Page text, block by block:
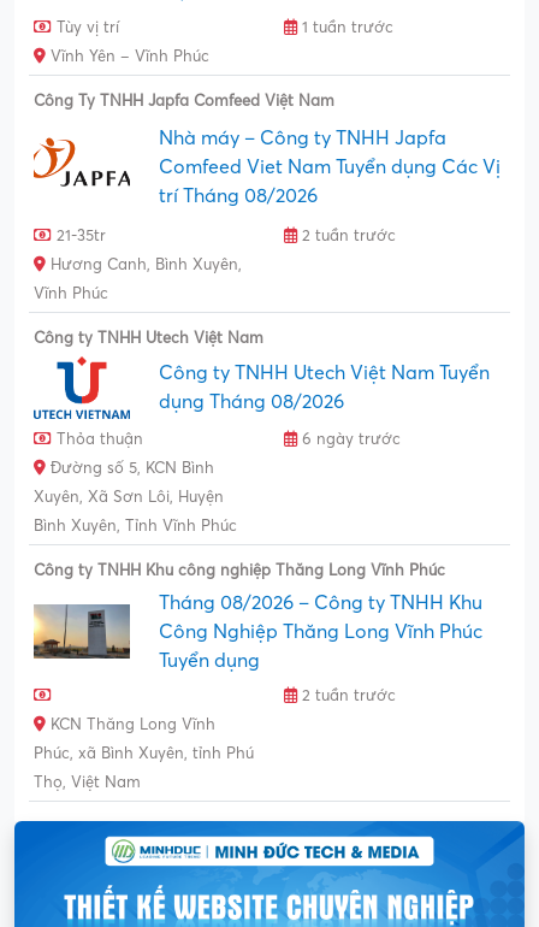
Tùy vị trí
1 tuần trước
Vĩnh Yên – Vĩnh Phúc
Công Ty TNHH Japfa Comfeed Việt Nam
Nhà máy – Công ty TNHH Japfa
Comfeed Viet Nam Tuyển dụng Các Vị
trí Tháng 08/2026
21-35tr
2 tuần trước
Hương Canh, Bình Xuyên,
Vĩnh Phúc
Công ty TNHH Utech Việt Nam
Công ty TNHH Utech Việt Nam Tuyển
dụng Tháng 08/2026
Thỏa thuận
6 ngày trước
Đường số 5, KCN Bình
Xuyên, Xã Sơn Lôi, Huyện
Bình Xuyên, Tỉnh Vĩnh Phúc
Công ty TNHH Khu công nghiệp Thăng Long Vĩnh Phúc
Tháng 08/2026 – Công ty TNHH Khu
Công Nghiệp Thăng Long Vĩnh Phúc
Tuyển dụng
2 tuần trước
KCN Thăng Long Vĩnh
Phúc, xã Bình Xuyên, tỉnh Phú
Thọ, Việt Nam